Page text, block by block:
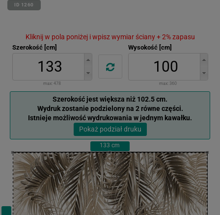
ID 1260
Kliknij w pola poniżej i wpisz wymiar ściany + 2% zapasu
Szerokość [cm]
max: 478
Wysokość [cm]
max: 360
Szerokość jest większa niż 102.5 cm.
Wydruk zostanie podzielony na 2 równe części.
Istnieje możliwość wydrukowania w jednym kawałku.
Pokaż podział druku
133 cm